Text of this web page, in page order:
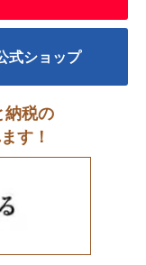
式ショップ
納税の
す！